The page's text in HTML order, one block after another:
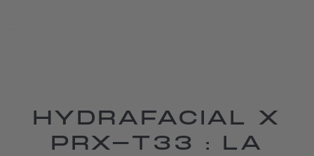
HYDRAFACIAL X
PRX-T33 : LA